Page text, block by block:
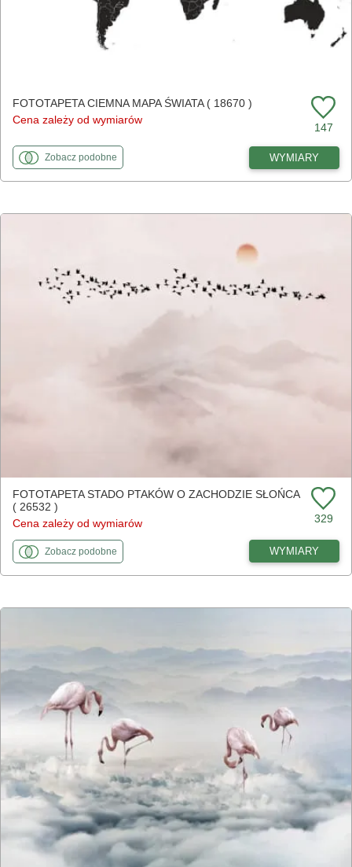
FOTOTAPETA CIEMNA MAPA ŚWIATA ( 18670 )
Cena zależy od wymiarów
147
Zobaczfototapety
podobnedo Ciemna mapa świata WYMIARY
FOTOTAPETA STADO PTAKÓW O ZACHODZIE SŁOŃCA
( 26532 )
Cena zależy od wymiarów
329
Zobaczfototapety
podobnedo Stado ptaków o zachodzie słońcaWYMIARY